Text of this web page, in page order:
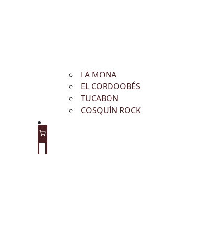
LA MONA
EL CORDOOBÉS
TUCABON
COSQUÍN ROCK